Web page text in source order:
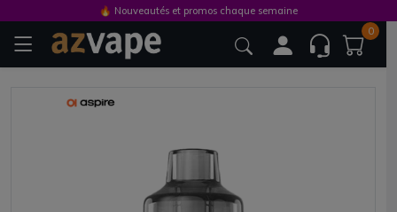
0
🔥 Nouveautés et promos chaque semaine